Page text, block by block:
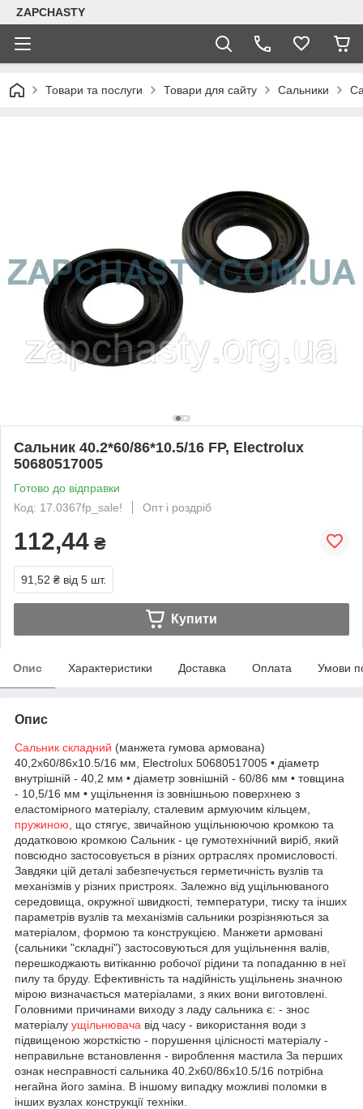
ZAPCHASTY
Товари та послуги Товари для сайту Сальники
Сальник 40.2*60/86*10.5/16 FP, Electrolux
50680517005
Готово до відправки
Код: 17.0367fp_sale!
Опт і роздріб
112,44 ₴
91,52 ₴ від 5 шт.
Купити
Опис Характеристики Доставка Оплата Умови
Опис
Сальник складний (манжета гумова армована)
40,2x60/86x10.5/16 мм, Electrolux 50680517005 • діаметр
внутрішній - 40,2 мм • діаметр зовнішній - 60/86 мм • товщина
- 10,5/16 мм • ущільнення із зовнішньою поверхнею з
еластомірного матеріалу, сталевим армуючим кільцем,
пружиною , що стягує, звичайною ущільнюючою кромкою та
додатковою кромкою Сальник - це гумотехнічний виріб, який
повсюдно застосовується в різних ортраслях промисловості.
Завдяки цій деталі забезпечується герметичність вузлів та
механізмів у різних пристроях. Залежно від ущільнюваного
середовища, окружної швидкості, температури, тиску та інших
параметрів вузлів та механізмів сальники розрізняються за
матеріалом, формою та конструкцією. Манжети армовані
(сальники "складні") застосовуються для ущільнення валів,
перешкоджають витіканню робочої рідини та попаданню в неї
пилу та бруду. Ефективність та надійність ущільнень значною
мірою визначається матеріалами, з яких вони виготовлені.
Головними причинами виходу з ладу сальника є: - знос
матеріалу ущільнювача від часу - використання води з
підвищеною жорсткістю - порушення цілісності матеріалу -
неправильне встановлення - вироблення мастила За перших
ознак несправності сальника 40.2х60/86х10.5/16 потрібна
негайна його заміна. В іншому випадку можливі поломки в
інших вузлах конструкції техніки.